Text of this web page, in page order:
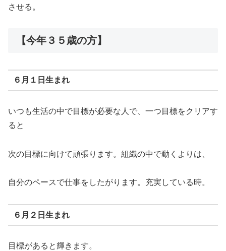
させる。
【今年３５歳の方】
６月１日生まれ
いつも生活の中で目標が必要な人で、一つ目標をクリアす
ると
次の目標に向けて頑張ります。組織の中で動くよりは、
自分のペースで仕事をしたがります。充実している時。
６月２日生まれ
目標があると輝きます。